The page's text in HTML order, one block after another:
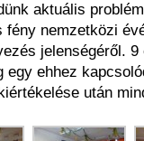
aktuális
fény nemzetközi
jelenségéről.
egy ehhez
után